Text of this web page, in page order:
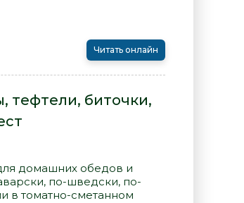
Читать онлайн
тефтели, биточки,
домашних обедов и
по-шведски, по-
в томатно-сметанном